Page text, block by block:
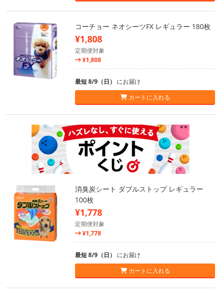
コーチョー ネオシーツFX レギュラー 180枚
¥1,808
定期便対象
¥1,808
最短 8/9（日） にお届け
カートに入れる
消臭炭シート ダブルストップ レギュラー
100枚
¥1,778
定期便対象
¥1,778
最短 8/9（日） にお届け
カートに入れる